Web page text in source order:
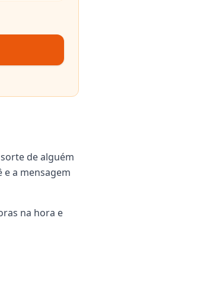
de alguém
e a mensagem
na hora e